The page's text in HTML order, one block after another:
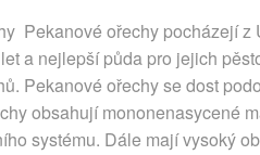
Pekanové ořechy pocházejí
a nejlepší půda pro jejich
Pekanové ořechy se dost
obsahují mononenasycené
systému. Dále mají vysoký